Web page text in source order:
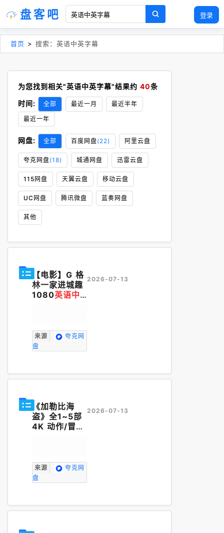
登录
盘客吧
首页 > 搜索：英语中英字幕
为您找到相关"英语中英字幕"结果约 40条
时间:
全部 最近一月
最近半年
最近一年
网盘: 全部 百度网盘(22) 阿里云盘
夸克网盘(18) 城通网盘 迅雷云盘
115网盘 天翼云盘 移动云盘
UC网盘 腾讯微盘 蓝奏网盘
其他
【电影】G 格
林一家进城趣
1080英语中
来源
夸克网
盘
2026-07-13
《加勒比海
盗》全1~5部
4K 动作/冒
来源
夸克网
盘
2026-07-13